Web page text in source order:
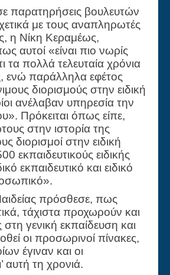
παρατηρήσεις βουλευτών
με τους αναπληρωτές
η Νίκη Κεραμέως,
αυτοί «είναι πιο νωρίς
τα πολλά τελευταία χρόνια
ενώ παράλληλα εφέτος
διορισμούς στην ειδική
ανέλαβαν υπηρεσία την
Πρόκειται όπως είπε,
στην ιστορία της
διορισμοί στην ειδική
εκπαιδευτικούς ειδικής
εκπαιδευτικό και ειδικό
πρόσθεσε, πως
τάχιστα προχωρούν και
γενική εκπαίδευση και
οι προσωρινοί πίνακες,
έγιναν και οι
αυτή τη χρονιά.